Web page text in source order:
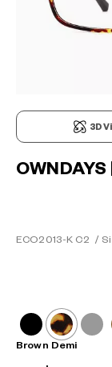
3D
ECO2013-K C2 /
Brown Demi